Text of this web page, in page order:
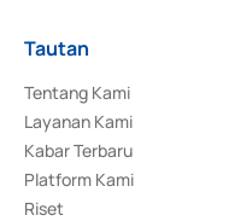
Tautan
Tentang Kami
Layanan Kami
Kabar Terbaru
Platform Kami
Riset